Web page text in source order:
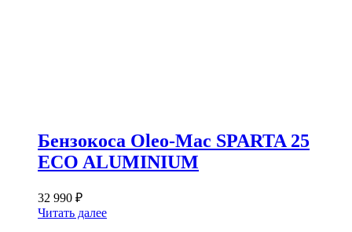
Бензокоса Oleo-Mac SPARTA 25
ECO ALUMINIUM
32 990 ₽
Читать далее